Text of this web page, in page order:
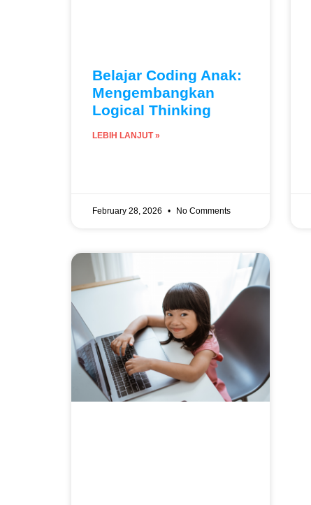
Belajar Coding Anak:
Mengembangkan
Logical Thinking
LEBIH LANJUT »
February 28, 2026 No Comments